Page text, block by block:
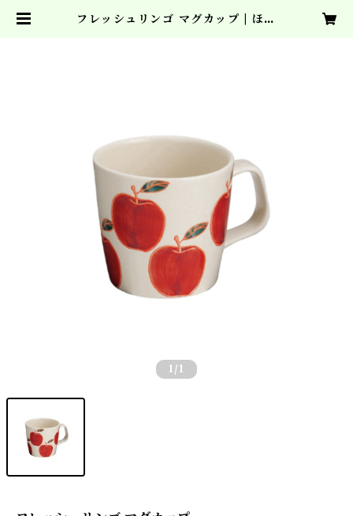
フレッシュリンゴ マグカップ | ほっ
1 /1